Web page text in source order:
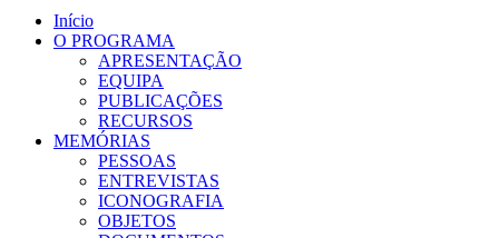
Início
O PROGRAMA
APRESENTAÇÃO
EQUIPA
PUBLICAÇÕES
RECURSOS
MEMÓRIAS
PESSOAS
ENTREVISTAS
ICONOGRAFIA
OBJETOS